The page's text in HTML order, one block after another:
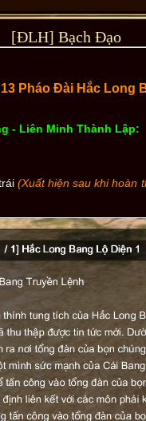
[ĐLH] Bạch Đạo
Pháo Đài Hắc Long
- Liên Minh Thành Lập:
(Xuất hiện sau khi hoàn